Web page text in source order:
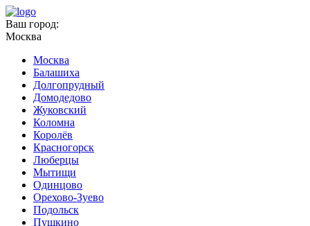
Ваш город:
Москва
Москва
Балашиха
Долгопрудный
Домодедово
Жуковский
Коломна
Королёв
Красногорск
Люберцы
Мытищи
Одинцово
Орехово-Зуево
Подольск
Пушкино